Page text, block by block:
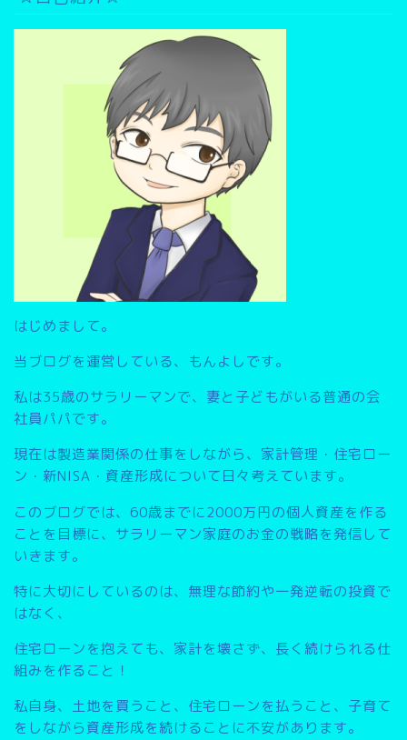
ブ
検
はじめまして。
当ブログを運営している、もんよしです。
私は35歳のサラリーマンで、妻と子どもがいる普通の会
社員パパです。
現在は製造業関係の仕事をしながら、家計管理・住宅ロー
ン・新NISA・資産形成について日々考えています。
このブログでは、 60歳までに2000万円の個人資産を作る
こと を目標に、サラリーマン家庭のお金の戦略を発信して
いきます。
特に大切にしているのは、無理な節約や一発逆転の投資で
はなく、
住宅ローンを抱えても、家計を壊さず、長く続けられる仕
組みを作ること ！
私自身、土地を買うこと、住宅ローンを払うこと、子育て
をしながら資産形成を続けることに不安があります。